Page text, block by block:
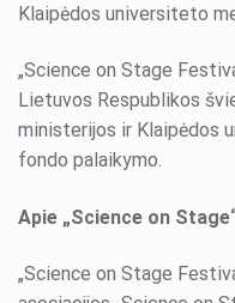
Klaipėdos universiteto
„Science on Stage
Lietuvos Respublikos
ministerijos ir Klaipėdos
fondo palaikymo.
Apie „Science on
„Science on Stage